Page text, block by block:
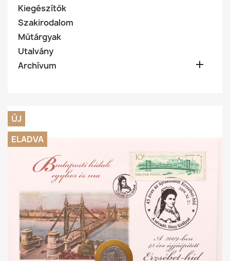
Kiegészítők
Szakirodalom
Műtárgyak
Utalvány
Archívum

ÚJ
ELADVA